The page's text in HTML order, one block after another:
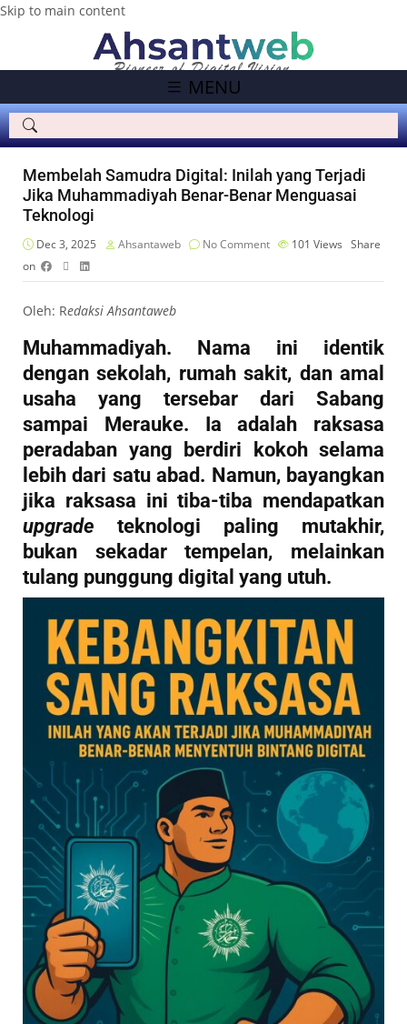
Skip to main content
MENU
Membelah Samudra Digital: Inilah yang Terjadi
Jika Muhammadiyah Benar-Benar Menguasai
Teknologi
Dec 3, 2025 Ahsantaweb No Comment 101 Views Share
on
Oleh: Redaksi Ahsantaweb
Muhammadiyah. Nama ini identik
dengan sekolah, rumah sakit, dan amal
usaha yang tersebar dari Sabang
sampai Merauke. Ia adalah raksasa
peradaban yang berdiri kokoh selama
lebih dari satu abad. Namun, bayangkan
jika raksasa ini tiba-tiba mendapatkan
upgrade teknologi paling mutakhir,
bukan sekadar tempelan, melainkan
tulang punggung digital yang utuh.